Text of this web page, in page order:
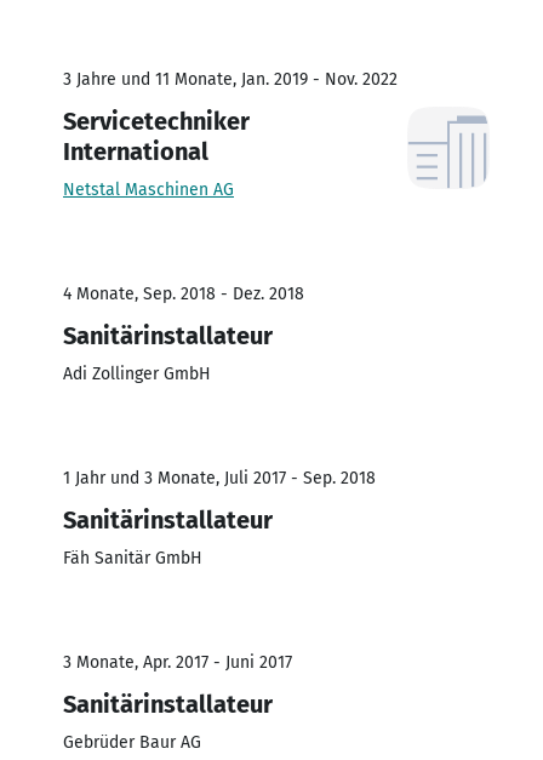
3 Jahre und 11 Monate, Jan. 2019 - Nov. 2022
Servicetechniker
International
Netstal Maschinen AG
4 Monate, Sep. 2018 - Dez. 2018
Sanitärinstallateur
Adi Zollinger GmbH
1 Jahr und 3 Monate, Juli 2017 - Sep. 2018
Sanitärinstallateur
Fäh Sanitär GmbH
3 Monate, Apr. 2017 - Juni 2017
Sanitärinstallateur
Gebrüder Baur AG